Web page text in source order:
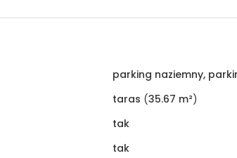
parking naziemny,
taras (35.67 m²)
tak
tak